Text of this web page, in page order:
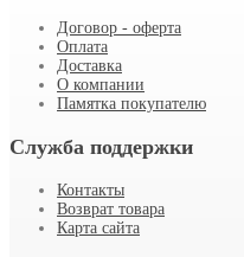
Договор - оферта
Оплата
Доставка
О компании
Памятка покупателю
Служба поддержки
Контакты
Возврат товара
Карта сайта